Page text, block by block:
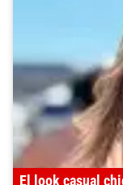
El look casual